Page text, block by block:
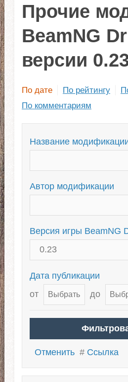
Прочие
BeamNG
версии
По дате По рейтингу
По комментариям
Название
Автор модификации
Версия игры BeamNG
Дата публикации
от
до
Отменить # Ссылка